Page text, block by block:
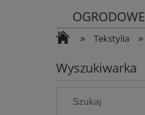
OGRODOWE
» Tekstylia »
Wyszukiwarka